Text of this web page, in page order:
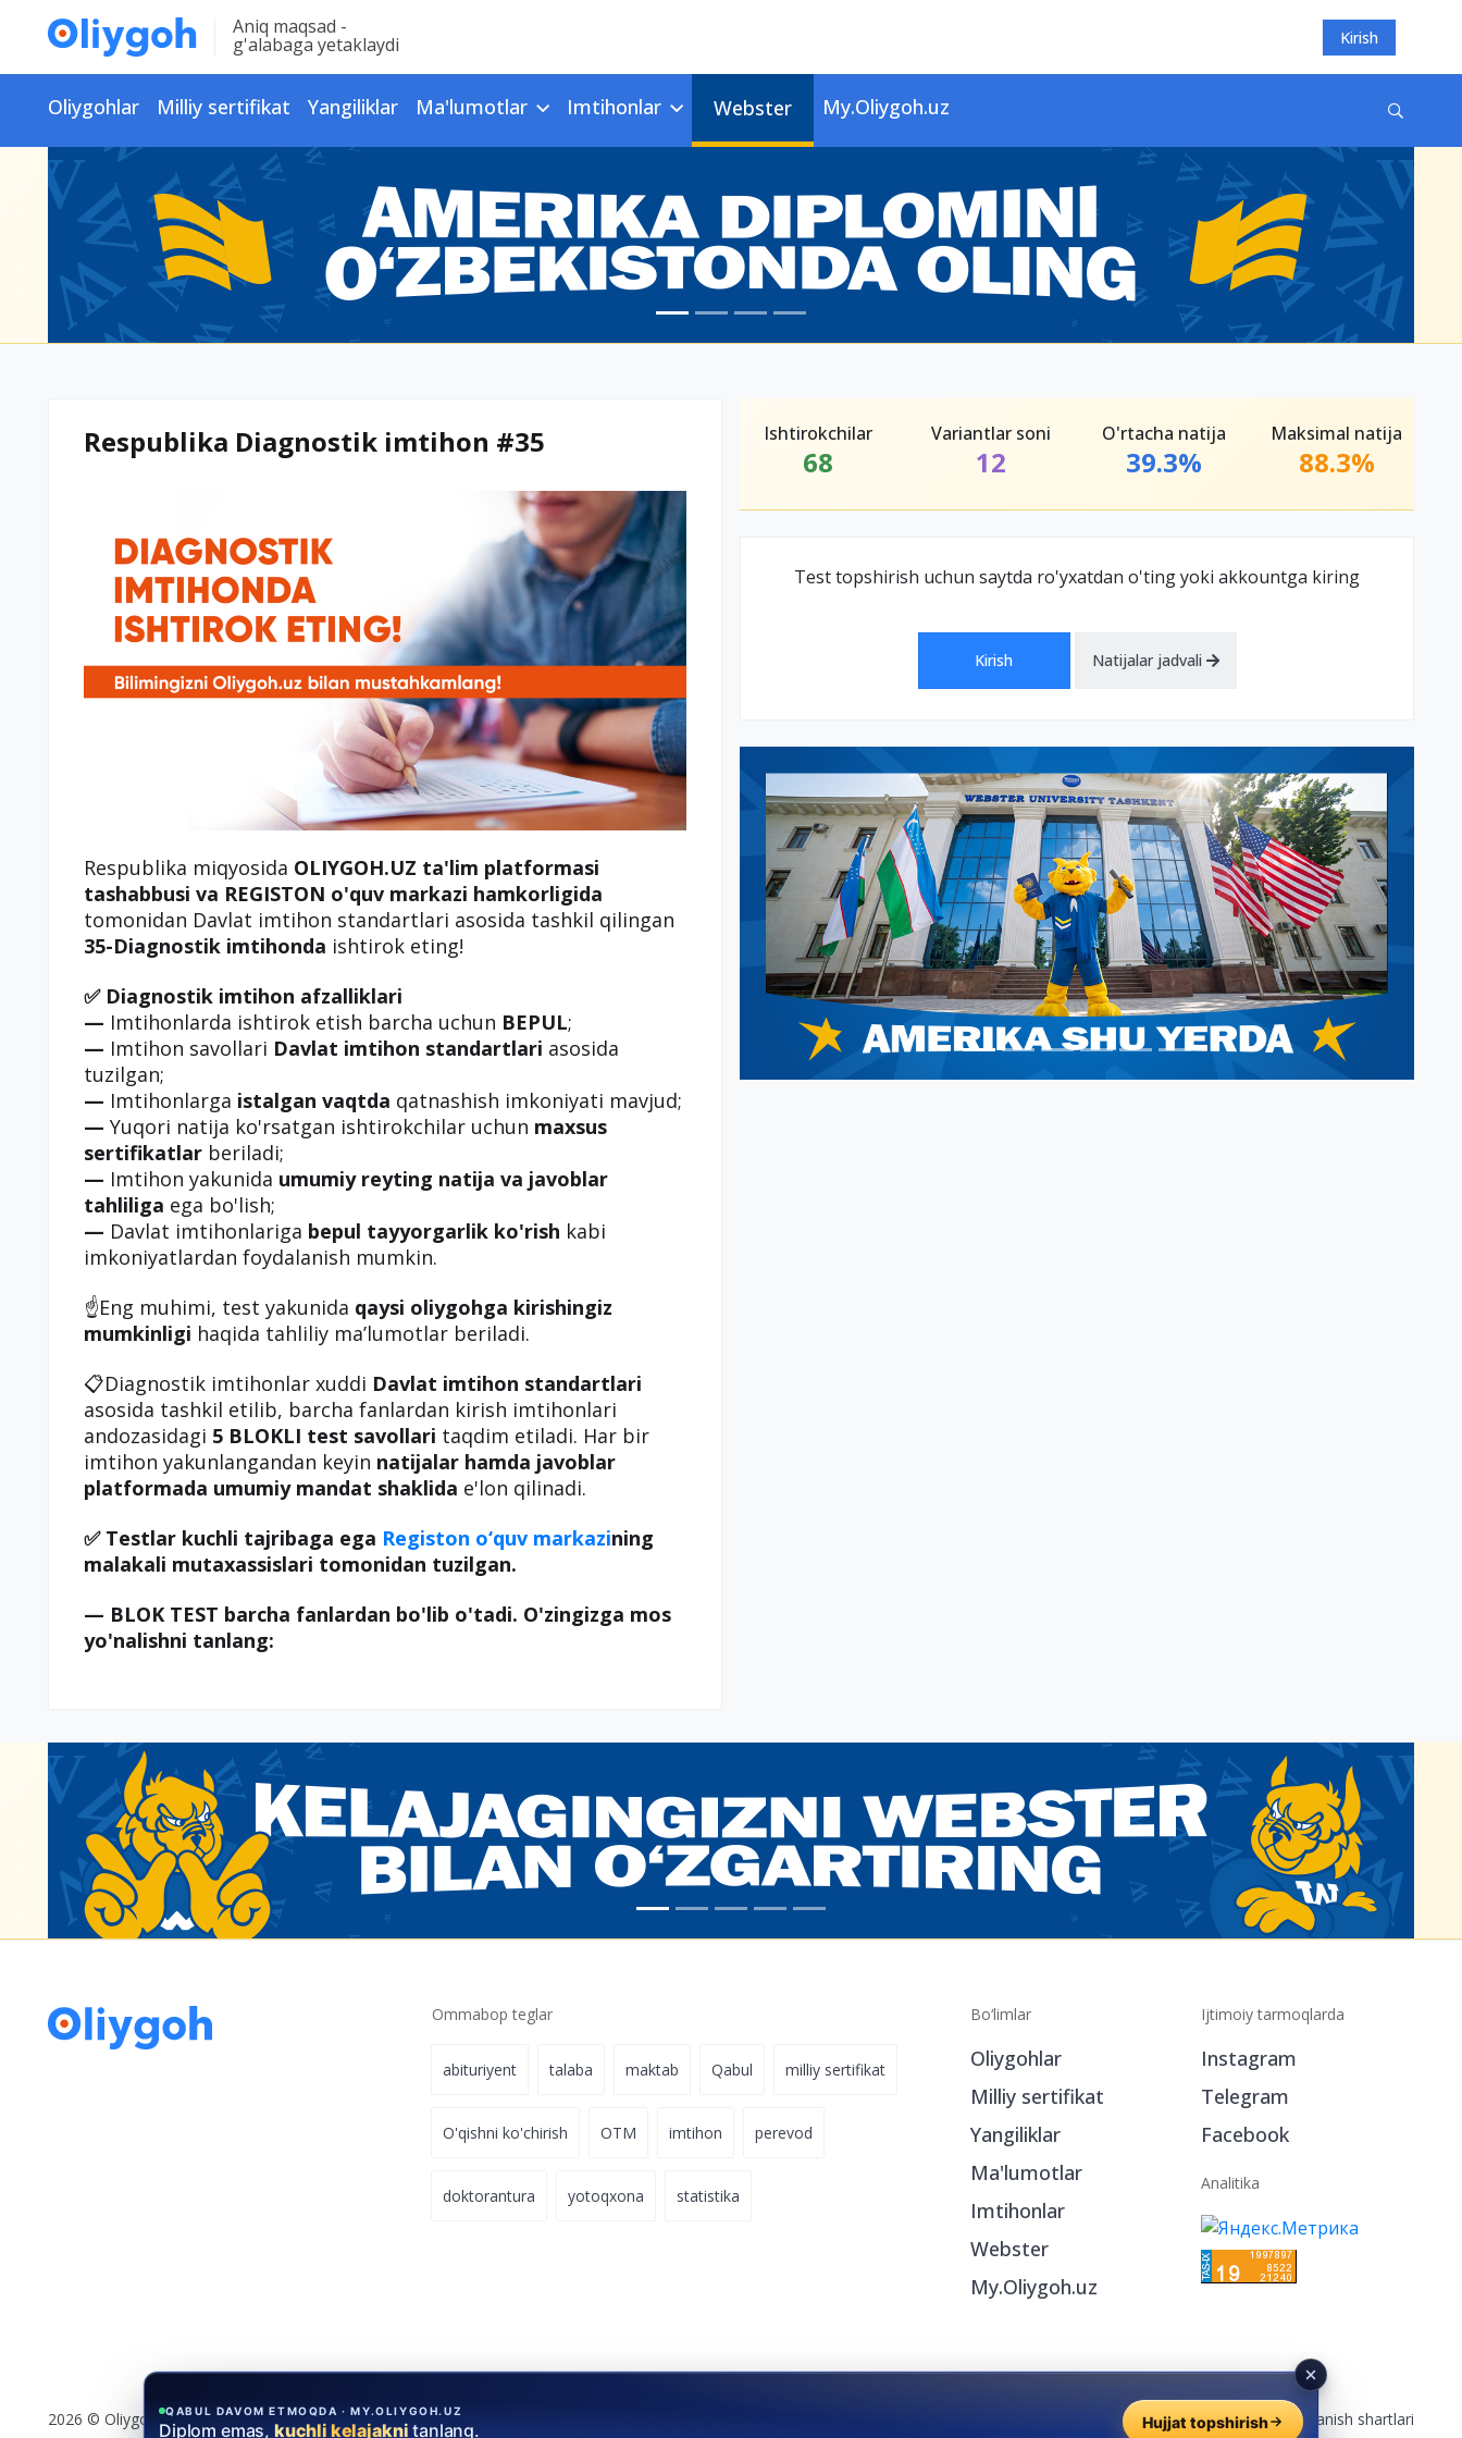
Aniq maqsad -
g'alabaga yetaklaydi Kirish
Oliygohlar Milliy sertifikat Yangiliklar Ma'lumotlar Imtihonlar Webster My.Oliygoh.uz
Respublika Diagnostik imtihon #35
Respublika miqyosida OLIYGOH.UZ ta'lim platformasi
tashabbusi va REGISTON o'quv markazi hamkorligida
tomonidan Davlat imtihon standartlari asosida tashkil qilingan
35-Diagnostik imtihonda ishtirok eting!
✅ Diagnostik imtihon afzalliklari
— Imtihonlarda ishtirok etish barcha uchun BEPUL;
— Imtihon savollari Davlat imtihon standartlari asosida
tuzilgan;
— Imtihonlarga istalgan vaqtda qatnashish imkoniyati mavjud;
— Yuqori natija ko'rsatgan ishtirokchilar uchun maxsus
sertifikatlar beriladi;
— Imtihon yakunida umumiy reyting natija va javoblar
tahliliga ega bo'lish;
— Davlat imtihonlariga bepul tayyorgarlik ko'rish kabi
imkoniyatlardan foydalanish mumkin.
☝️Eng muhimi, test yakunida qaysi oliygohga kirishingiz
mumkinligi haqida tahliliy ma’lumotlar beriladi.
📋Diagnostik imtihonlar xuddi Davlat imtihon standartlari
asosida tashkil etilib, barcha fanlardan kirish imtihonlari
andozasidagi 5 BLOKLI test savollari taqdim etiladi. Har bir
imtihon yakunlangandan keyin natijalar hamda javoblar
platformada umumiy mandat shaklida e'lon qilinadi.
✅ Testlar kuchli tajribaga ega Registon o‘quv markazining
malakali mutaxassislari tomonidan tuzilgan.
— BLOK TEST barcha fanlardan bo'lib o'tadi. O'zingizga mos
yo'nalishni tanlang:
Ishtirokchilar
68
Variantlar soni
12
O'rtacha natija
39.3%
Maksimal natija
88.3%
Test topshirish uchun saytda ro'yxatdan o'ting yoki akkountga kiring
Kirish Natijalar jadvali
Ommabop teglar
abituriyent talaba maktab Qabul milliy sertifikat
O'qishni ko'chirish OTM imtihon perevod
doktorantura yotoqxona statistika
Bo‘limlar
Oliygohlar
Milliy sertifikat
Yangiliklar
Ma'lumotlar
Imtihonlar
Webster
My.Oliygoh.uz
Ijtimoiy tarmoqlarda
Instagram
Telegram
Facebook
Analitika
2026 © Oliygoh.uz, Barcha huquqlar himoyalangan Reklama/Foydalanish shartlari
QABUL DAVOM ETMOQDA · MY.OLIYGOH.UZ
Stipendiya yutishni istasangiz,qabul yopilishini Hujjat topshirish